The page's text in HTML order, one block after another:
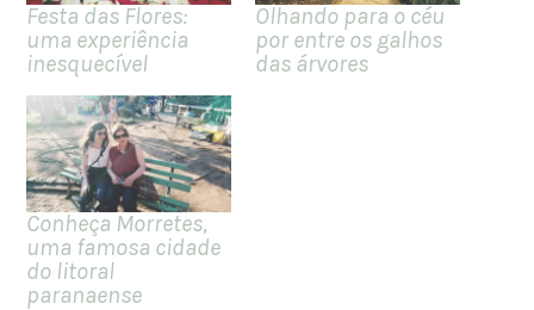
Festa das Flores:
uma experiência
inesquecível
Olhando para o céu
por entre os galhos
das árvores
Conheça Morretes,
uma famosa cidade
do litoral
paranaense